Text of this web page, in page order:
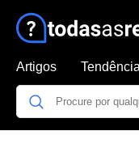
Artigos